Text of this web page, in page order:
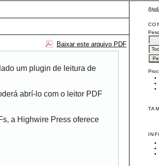
Baixar este arquivo PDF
um plugin de leitura de
abrí-lo com o leitor PDF
a Highwire Press oferece